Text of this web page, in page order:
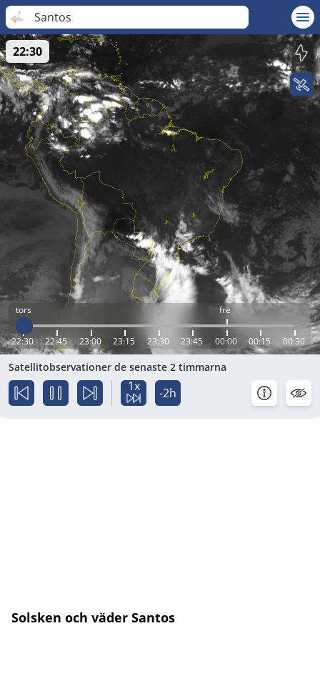
Santos
tors fre
22:30 22:45 23:00 23:15 23:30 23:45 00:00 00:15 00:30
22:30
Satellitobservationer de senaste 2 timmarna
1x -2h
Solsken och väder Santos